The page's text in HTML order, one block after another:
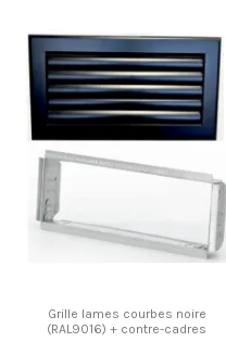
Grille lames courbes noire
(RAL9016) + contre-cadres